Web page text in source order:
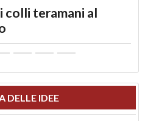
colli teramani al
DELLE IDEE